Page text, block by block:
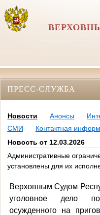
ПРЕСС-СЛУЖБА
Новости Анонсы
СМИ
Контактная
Новость от 12.03.2026
Административные
установлены для их
Верховным Судом
уголовное дело
осужденного на